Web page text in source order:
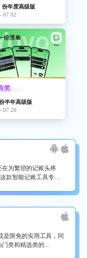
份年度高级版
07.02
奖
半年高级版
07.20
为繁琐的记账头疼
款智能记账工具专为
是限免的实用工具，同
类和精选类的...